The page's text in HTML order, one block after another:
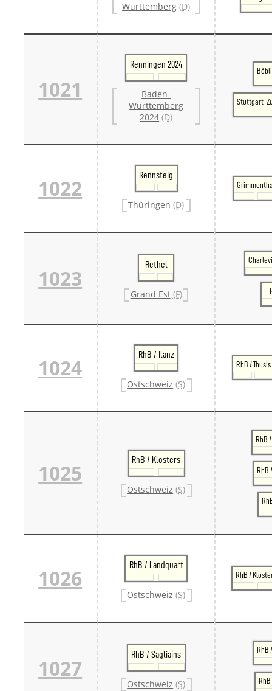
Württemberg (D)
1021
Renningen 2024
Baden-
Württemberg
2024 (D)
Stuttgart-
1022
Rennsteig
Thüringen (D)
1023
Rethel
Grand Est (F)
1024
RhB / Ilanz
Ostschweiz (S)
RhB / Thusis
1025
RhB / Klosters
Ostschweiz (S)
RhB
RhB
1026
RhB / Landquart
Ostschweiz (S)
RhB /
1027
RhB / Sagliains
Ostschweiz (S)
RhB